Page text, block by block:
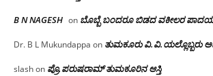
B N NAGESH on ಬೊಬ್ಬೆ ಬಂದರೂ ಬಿಡದ ವಕೀಲರ
Dr. B L Mukundappa on ತುಮಕೂರು‌ ವಿ.ವಿ.ಯಲ್ಲೊಬ್ಬರು
slashon ಪ್ರೊ.ಪರುಷರಾಮ್ ತುಮಕೂರಿನ ಆಸ್ತಿ